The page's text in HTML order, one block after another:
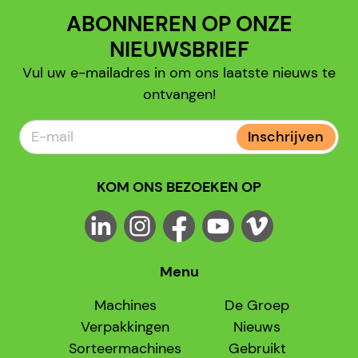
ABONNEREN OP ONZE
NIEUWSBRIEF
Vul uw e-mailadres in om ons laatste nieuws te
ontvangen!
Inschrijven
KOM ONS BEZOEKEN OP
Menu
Machines
Verpakkingen
Sorteermachines
De Groep
Nieuws
Gebruikt